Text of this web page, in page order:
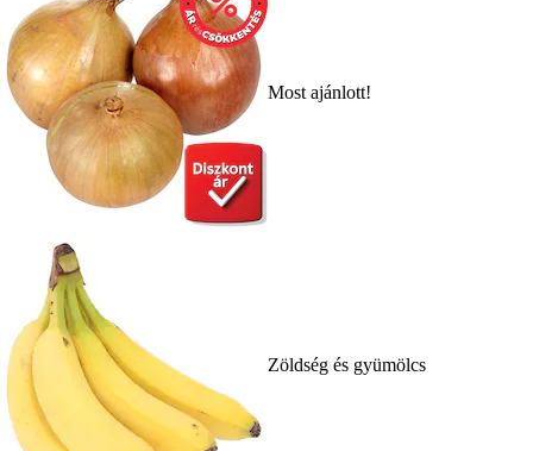
Most ajánlott!
Zöldség és gyümölcs